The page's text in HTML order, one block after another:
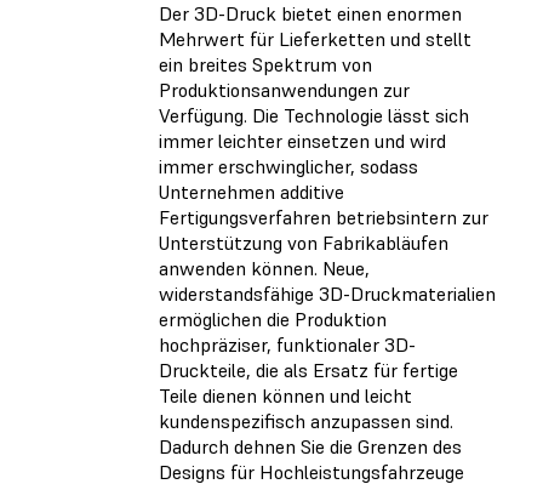
Der 3D-Druck bietet einen enormen
Mehrwert für Lieferketten und stellt
ein breites Spektrum von
Produktionsanwendungen zur
Verfügung. Die Technologie lässt sich
immer leichter einsetzen und wird
immer erschwinglicher, sodass
Unternehmen additive
Fertigungsverfahren betriebsintern zur
Unterstützung von Fabrikabläufen
anwenden können. Neue,
widerstandsfähige 3D-Druckmaterialien
ermöglichen die Produktion
hochpräziser, funktionaler 3D-
Druckteile, die als Ersatz für fertige
Teile dienen können und leicht
kundenspezifisch anzupassen sind.
Dadurch dehnen Sie die Grenzen des
Designs für Hochleistungsfahrzeuge